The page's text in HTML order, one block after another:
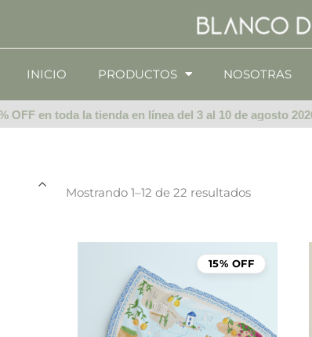
INICIO
PRODUCTOS NOSOTRAS
en toda la tienda en línea del 3 al 10 de agosto 2026
Mostrando 1–12 de 22 resultados
15% OFF